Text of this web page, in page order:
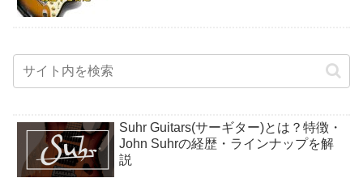
Suhr Guitars(サーギター)とは？特徴・
John Suhrの経歴・ラインナップを解
説